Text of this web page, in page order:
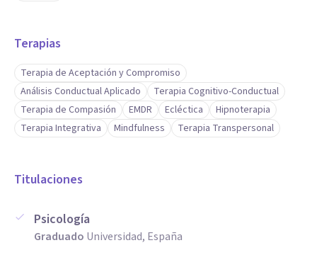
Terapias
Terapia de Aceptación y Compromiso
Análisis Conductual Aplicado
Terapia Cognitivo-Conductual
Terapia de Compasión
EMDR Ecléctica
Hipnoterapia
Terapia Integrativa
Mindfulness Terapia Transpersonal
Titulaciones
Psicología
Graduado Universidad, España